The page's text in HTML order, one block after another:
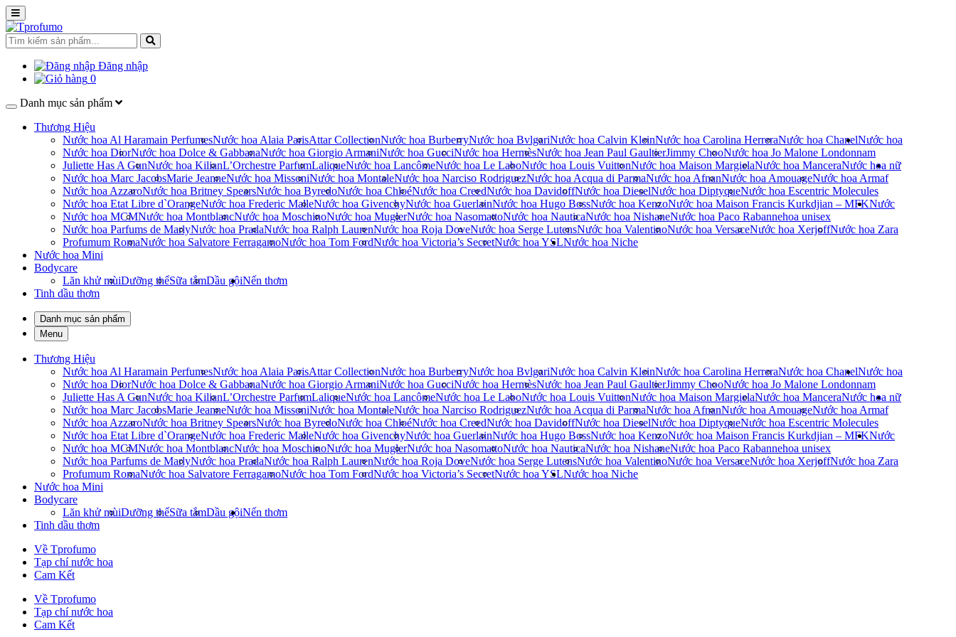
Đăng nhập
0
Danh mục sản phẩm
Thương Hiệu
Nước hoa Al Haramain PerfumesNước hoa Alaia ParisAttar CollectionNước hoa BurberryNước hoa BvlgariNước hoa Calvin KleinNước hoa Carolina HerreraNước hoa Chanel
Nước hoa DiorNước hoa Dolce & GabbanaNước hoa Giorgio ArmaniNước hoa GucciNước hoa HermèsNước hoa Jean Paul GaultierJimmy ChooNước hoa Jo Malone London
Juliette Has A GunNước hoa KilianL’Orchestre ParfumLaliqueNước hoa LancômeNước hoa Le LaboNước hoa Louis VuittonNước hoa Maison MargielaNước hoa Mancera
Nước hoa Marc JacobsMarie JeanneNước hoa MissoniNước hoa MontaleNước hoa Narciso RodriguezNước hoa Acqua di ParmaNước hoa AfnanNước hoa AmouageNước hoa Armaf
Nước hoa AzzaroNước hoa Britney SpearsNước hoa ByredoNước hoa ChloéNước hoa CreedNước hoa DavidoffNước hoa DieselNước hoa DiptyqueNước hoa Escentric Molecules
Nước hoa Etat Libre d`OrangeNước hoa Frederic MalleNước hoa GivenchyNước hoa GuerlainNước hoa Hugo BossNước hoa KenzoNước hoa Maison Francis Kurkdjian – MFK
Nước hoa MCMNước hoa MontblancNước hoa MoschinoNước hoa MuglerNước hoa NasomattoNước hoa NauticaNước hoa NishaneNước hoa Paco Rabanne
Nước hoa Parfums de MarlyNước hoa PradaNước hoa Ralph LaurenNước hoa Roja DoveNước hoa Serge LutensNước hoa ValentinoNước hoa VersaceNước hoa XerjoffNước hoa Zara
Profumum RomaNước hoa Salvatore FerragamoNước hoa Tom FordNước hoa Victoria’s SecretNước hoa YSL
Nước hoa
nam
Nước hoa nữ
Nước
hoa unisex
Nước hoa Niche
Nước hoa Mini
Bodycare
Lăn khử mùiDưỡng thểSữa tắmDầu gộiNến thơm
Tinh dầu thơm
Danh mục sản phẩm
Menu
Thương Hiệu
Nước hoa Al Haramain PerfumesNước hoa Alaia ParisAttar CollectionNước hoa BurberryNước hoa BvlgariNước hoa Calvin KleinNước hoa Carolina HerreraNước hoa Chanel
Nước hoa DiorNước hoa Dolce & GabbanaNước hoa Giorgio ArmaniNước hoa GucciNước hoa HermèsNước hoa Jean Paul GaultierJimmy ChooNước hoa Jo Malone London
Juliette Has A GunNước hoa KilianL’Orchestre ParfumLaliqueNước hoa LancômeNước hoa Le LaboNước hoa Louis VuittonNước hoa Maison MargielaNước hoa Mancera
Nước hoa Marc JacobsMarie JeanneNước hoa MissoniNước hoa MontaleNước hoa Narciso RodriguezNước hoa Acqua di ParmaNước hoa AfnanNước hoa AmouageNước hoa Armaf
Nước hoa AzzaroNước hoa Britney SpearsNước hoa ByredoNước hoa ChloéNước hoa CreedNước hoa DavidoffNước hoa DieselNước hoa DiptyqueNước hoa Escentric Molecules
Nước hoa Etat Libre d`OrangeNước hoa Frederic MalleNước hoa GivenchyNước hoa GuerlainNước hoa Hugo BossNước hoa KenzoNước hoa Maison Francis Kurkdjian – MFK
Nước hoa MCMNước hoa MontblancNước hoa MoschinoNước hoa MuglerNước hoa NasomattoNước hoa NauticaNước hoa NishaneNước hoa Paco Rabanne
Nước hoa Parfums de MarlyNước hoa PradaNước hoa Ralph LaurenNước hoa Roja DoveNước hoa Serge LutensNước hoa ValentinoNước hoa VersaceNước hoa XerjoffNước hoa Zara
Profumum RomaNước hoa Salvatore FerragamoNước hoa Tom FordNước hoa Victoria’s SecretNước hoa YSL
Nước hoa
nam
Nước hoa nữ
Nước
hoa unisex
Nước hoa Niche
Nước hoa Mini
Bodycare
Lăn khử mùiDưỡng thểSữa tắmDầu gộiNến thơm
Tinh dầu thơm
Về Tprofumo
Tạp chí nước hoa
Cam Kết
Về Tprofumo
Tạp chí nước hoa
Cam Kết